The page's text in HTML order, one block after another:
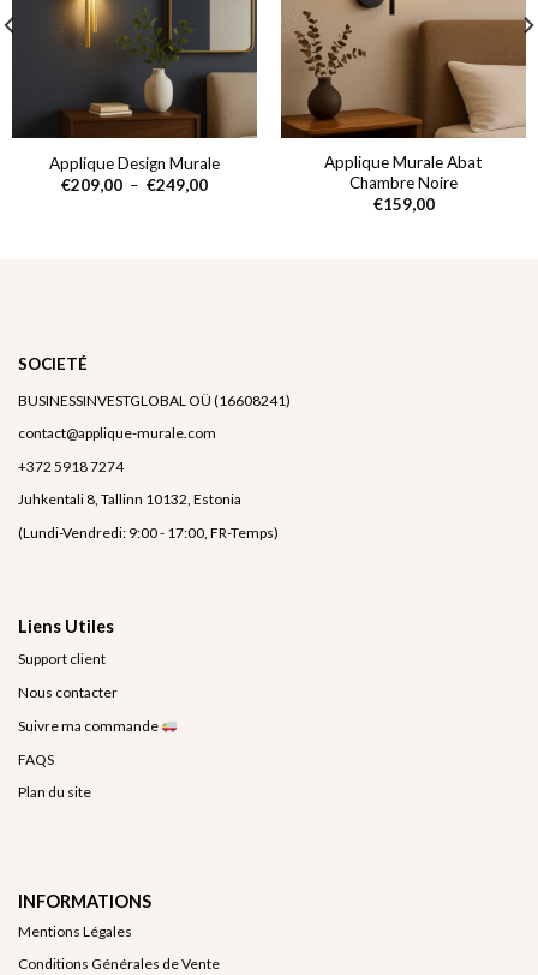
Applique Design Murale
€209,00 – €249,00Plage
Applique Murale Abat
Chambre Noire
€159,00
SOCIETÉ
BUSINESSINVESTGLOBAL OÜ (16608241)
contact@applique-murale.com
+372 5918 7274
Juhkentali 8, Tallinn 10132, Estonia
(Lundi-Vendredi: 9:00 - 17:00, FR-Temps)
Liens Utiles
Support client
Nous contacter
Suivre ma commande
FAQS
Plan du site
INFORMATIONS
Mentions Légales
Conditions Générales de Vente